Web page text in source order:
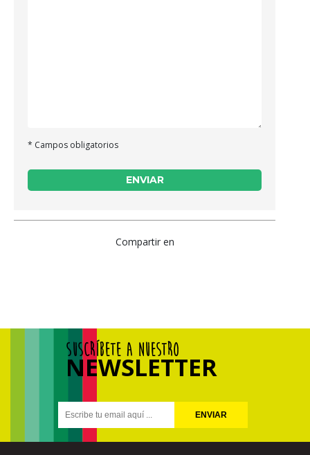
* Campos obligatorios
Compartir en
SUSCRÍBETE A NUESTRO
NEWSLETTER
ENVIAR